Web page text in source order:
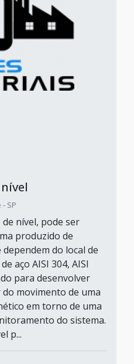
- SP
nível, pode ser
produzido de
do local de
aço AISI 304, AISI
para desenvolver
movimento de uma
em torno de uma
do sistema.
p...